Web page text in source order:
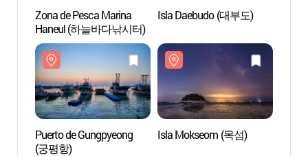
Zona de Pesca Marina
Haneul (하늘바다낚시터)
Isla Daebudo (대부도)
Puerto de Gungpyeong
(궁평항)
Isla Mokseom (목섬)